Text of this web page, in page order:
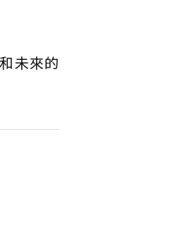
未來的